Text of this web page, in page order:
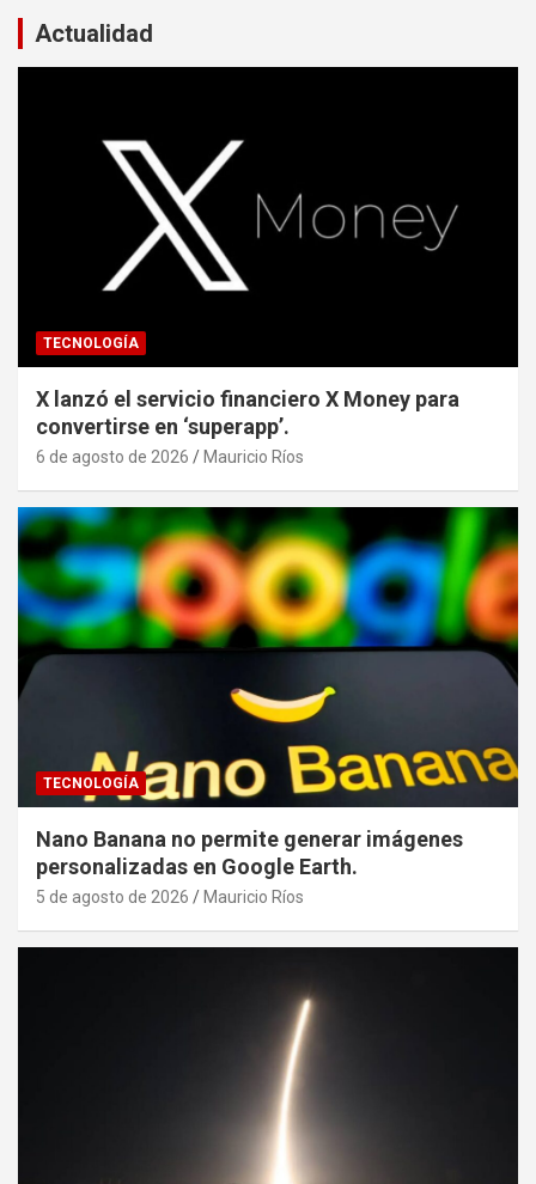
Actualidad
TECNOLOGÍA
X lanzó el servicio financiero X Money para
convertirse en ‘superapp’.
6 de agosto de 2026 Mauricio Ríos
TECNOLOGÍA
Nano Banana no permite generar imágenes
personalizadas en Google Earth.
5 de agosto de 2026 Mauricio Ríos